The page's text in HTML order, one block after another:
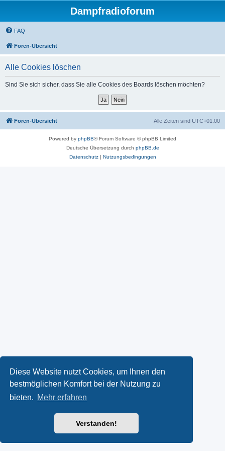
Diese Website nutzt Cookies, um Ihnen den
bestmöglichen Komfort bei der Nutzung zu
bieten. Mehr erfahren
Verstanden!
Dampfradioforum
FAQ
Foren-Übersicht
Alle Cookies löschen
Sind Sie sich sicher, dass Sie alle Cookies des Boards löschen möchten?
Foren-Übersicht Alle Zeiten sind UTC+01:00
Powered by phpBB® Forum Software © phpBB Limited
Deutsche Übersetzung durch phpBB.de
Datenschutz| Nutzungsbedingungen